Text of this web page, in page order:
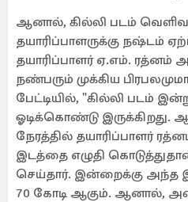
ஆனால், கில்லி படம்
தயாரிப்பாளருக்கு நஷ்டம்
தயாரிப்பாளர் ஏ.எம். ரத்னம்
நண்பரும் முக்கிய
பேட்டியில், "கில்லி படம்
ஓடிக்கொண்டு
நேரத்தில் தயாரிப்பாளர்
இடத்தை எழுதி
செய்தார். இன்றைக்கு அந்த
70 கோடி ஆகும். ஆனால்,